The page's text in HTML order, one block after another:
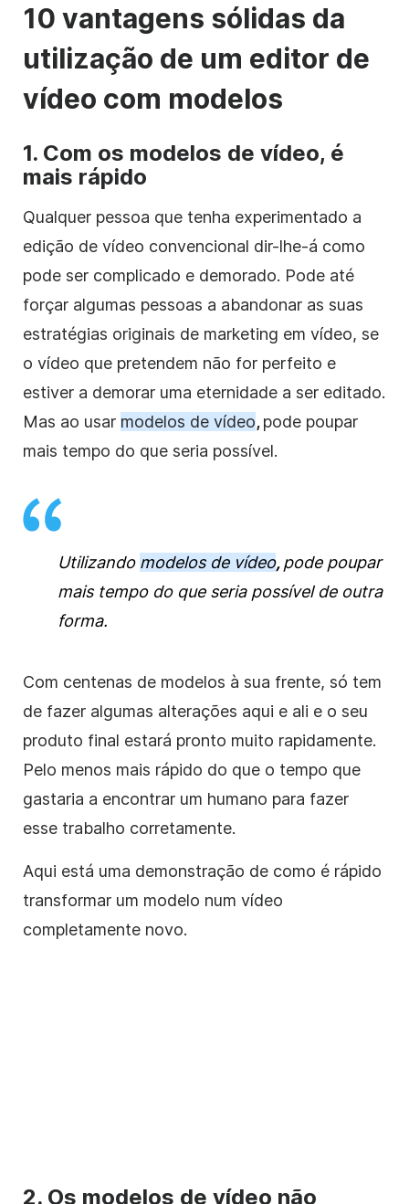
10 vantagens sólidas da
utilização de um editor de
vídeo com modelos
1. Com os modelos de vídeo, é
mais rápido
Qualquer pessoa que tenha experimentado a
edição de vídeo convencional dir-lhe-á como
pode ser complicado e demorado. Pode até
forçar algumas pessoas a abandonar as suas
estratégias originais de marketing em vídeo, se
o vídeo que pretendem não for perfeito e
estiver a demorar uma eternidade a ser editado.
Mas ao usar modelos de vídeo,pode poupar
mais tempo do que seria possível.
Utilizando modelos de vídeo,pode poupar
mais tempo do que seria possível de outra
forma.
Com centenas de modelos à sua frente, só tem
de fazer algumas alterações aqui e ali e o seu
produto final estará pronto muito rapidamente.
Pelo menos mais rápido do que o tempo que
gastaria a encontrar um humano para fazer
esse trabalho corretamente.
Aqui está uma demonstração de como é rápido
transformar um modelo num vídeo
completamente novo.
2. Os modelos de vídeo não